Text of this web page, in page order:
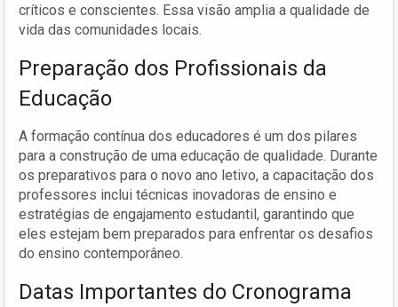
críticos e conscientes. Essa visão amplia a qualidade de
vida das comunidades locais.
Preparação dos Profissionais da
Educação
A formação contínua dos educadores é um dos pilares
para a construção de uma educação de qualidade. Durante
os preparativos para o novo ano letivo, a capacitação dos
professores inclui técnicas inovadoras de ensino e
estratégias de engajamento estudantil, garantindo que
eles estejam bem preparados para enfrentar os desafios
do ensino contemporâneo.
Datas Importantes do Cronograma